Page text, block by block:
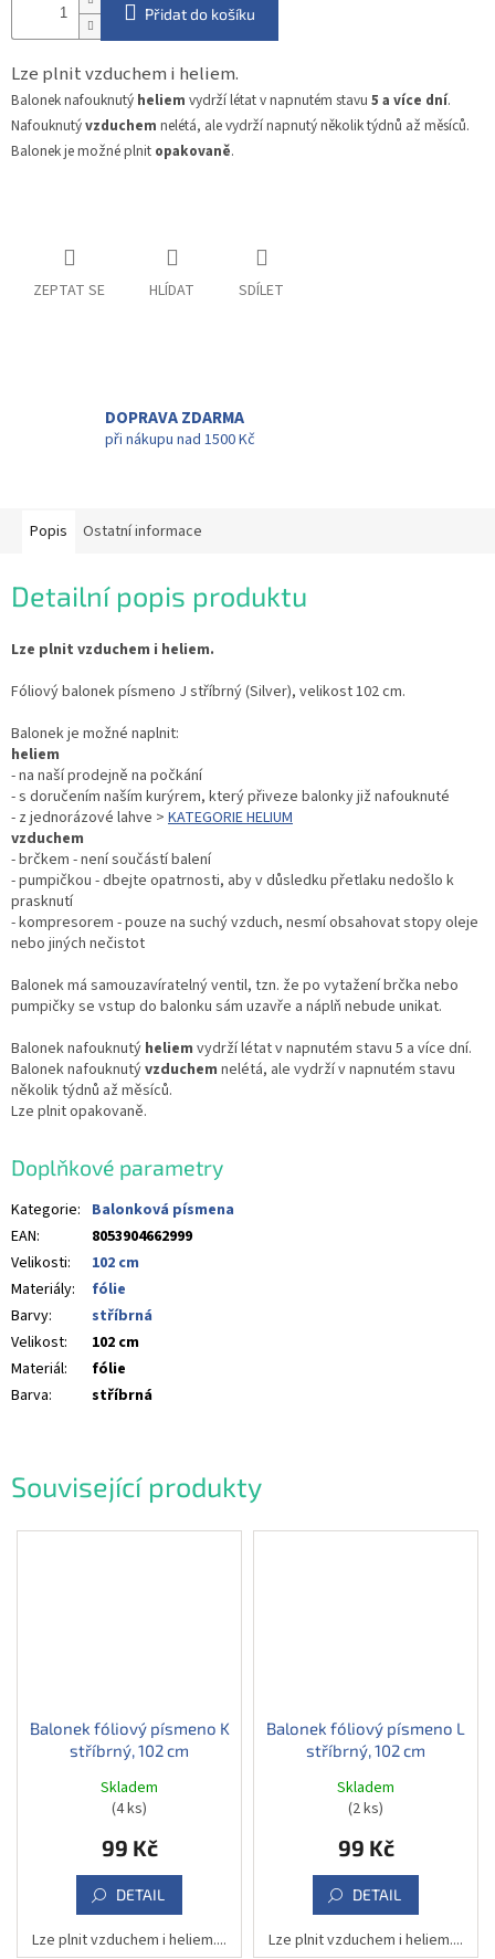
Přidat do košíku
Lze plnit vzduchem i heliem.
Balonek nafouknutý heliem vydrží létat v napnutém stavu 5 a více dní.
Nafouknutývzduchem nelétá, ale vydrží napnutý několik týdnů až měsíců.
Balonek je možné plnit opakovaně.
ZEPTAT SE HLÍDAT SDÍLET
DOPRAVA ZDARMA
při nákupu nad 1500 Kč
Související produkty
Balonek fóliový písmeno K
stříbrný, 102 cm
Skladem
(4 ks)
99 Kč
DETAIL
Lze plnit vzduchem i heliem....
Balonek fóliový písmeno L
stříbrný, 102 cm
Skladem
(2 ks)
99 Kč
DETAIL
Lze plnit vzduchem i heliem....
Popis Ostatní informace
Detailní popis produktu
Lze plnit vzduchem i heliem.
Fóliový balonek písmeno J stříbrný (Silver), velikost 102 cm.
Balonek je možné naplnit:
heliem
- na naší prodejně na počkání
- s doručením naším kurýrem, který přiveze balonky již nafouknuté
- z jednorázové lahve > KATEGORIE HELIUM
vzduchem
- brčkem - není součástí balení
- pumpičkou - dbejte opatrnosti, aby v důsledku přetlaku nedošlo k
prasknutí
- kompresorem - pouze na suchý vzduch, nesmí obsahovat stopy oleje
nebo jiných nečistot
Balonek má samouzavíratelný ventil, tzn. že po vytažení brčka nebo
pumpičky se vstup do balonku sám uzavře a náplň nebude unikat.
Balonek nafouknutý heliem vydrží létat v napnutém stavu 5 a více dní.
Balonek nafouknutývzduchem nelétá, ale vydrží v napnutém stavu
několik týdnů až měsíců.
Lze plnit opakovaně.
Doplňkové parametry
Kategorie: Balonková písmena
EAN:
8053904662999
Velikosti:
102 cm
Materiály:
fólie
Barvy:
stříbrná
Velikost:
102 cm
Materiál:
fólie
Barva: stříbrná